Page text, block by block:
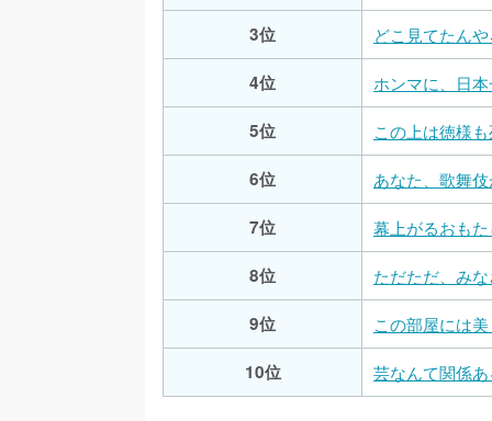
3位
どこ見てたん
4位
ホンマに、日
5位
この上は徳様
6位
あなた、歌舞
7位
幕上がるおも
8位
ただただ、み
9位
この部屋には
10位
芸なんて関係